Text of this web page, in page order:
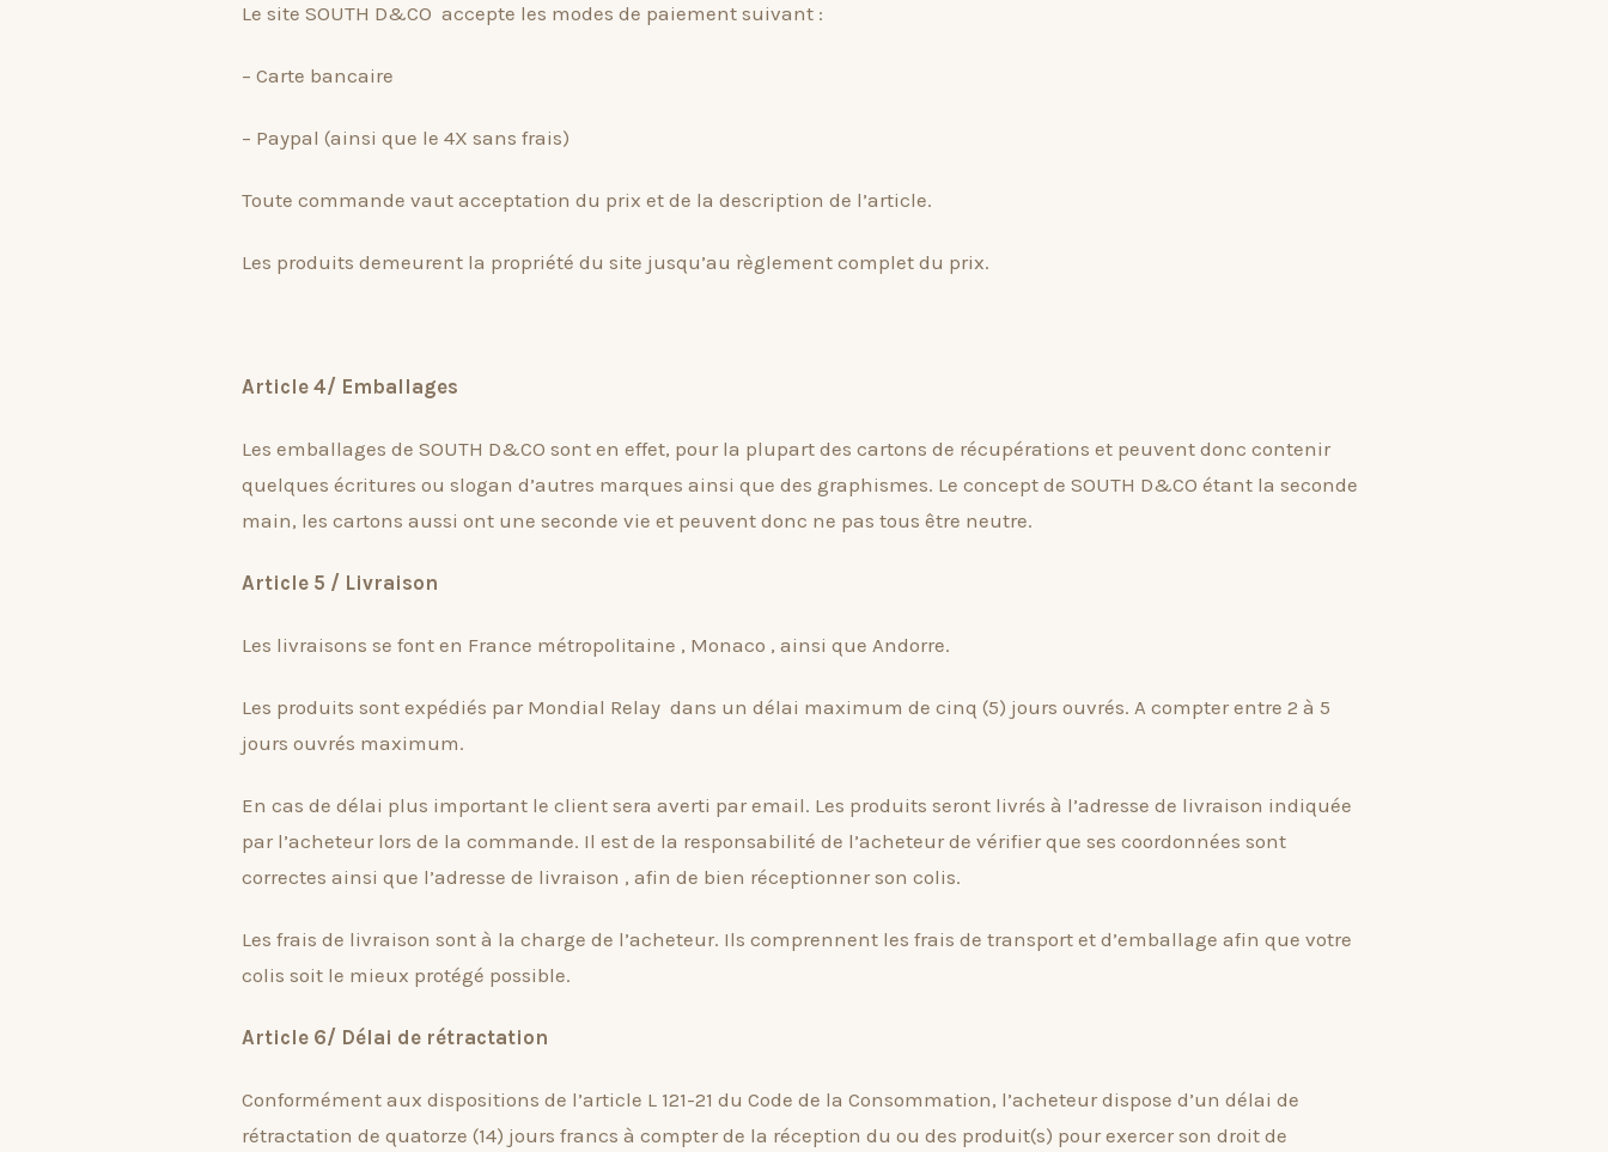
Le site SOUTH D&CO accepte les modes de paiement suivant :
– Carte bancaire
– Paypal (ainsi que le 4X sans frais)
Toute commande vaut acceptation du prix et de la description de l’article.
Les produits demeurent la propriété du site jusqu’au règlement complet du prix.
Article 4/ Emballages
Les emballages de SOUTH D&CO sont en effet, pour la plupart des cartons de récupérations et peuvent donc contenir
quelques écritures ou slogan d’autres marques ainsi que des graphismes. Le concept de SOUTH D&CO étant la seconde
main, les cartons aussi ont une seconde vie et peuvent donc ne pas tous être neutre.
Article 5 / Livraison
Les livraisons se font en France métropolitaine , Monaco , ainsi que Andorre.
Les produits sont expédiés par Mondial Relay dans un délai maximum de cinq (5) jours ouvrés. A compter entre 2 à 5
jours ouvrés maximum.
En cas de délai plus important le client sera averti par email. Les produits seront livrés à l’adresse de livraison indiquée
par l’acheteur lors de la commande. Il est de la responsabilité de l’acheteur de vérifier que ses coordonnées sont
correctes ainsi que l’adresse de livraison , afin de bien réceptionner son colis.
Les frais de livraison sont à la charge de l’acheteur. Ils comprennent les frais de transport et d’emballage afin que votre
colis soit le mieux protégé possible.
Article 6/ Délai de rétractation
Conformément aux dispositions de l’article L 121-21 du Code de la Consommation, l’acheteur dispose d’un délai de
rétractation de quatorze (14) jours francs à compter de la réception du ou des produit(s) pour exercer son droit de